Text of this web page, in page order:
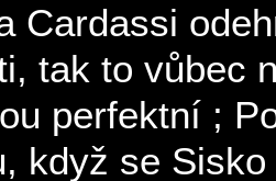
Cardassi
tak to vůbec
perfektní ;
když se